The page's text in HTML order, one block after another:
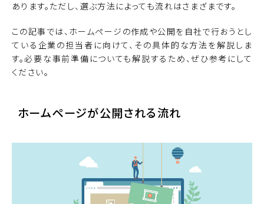
あります。ただし、選ぶ方法によっても流れはさまざまです。
この記事では、ホームページの作成や公開を自社で行おうとし
ている企業の担当者に向けて、その具体的な方法を解説しま
す。必要な事前準備についても解説するため、ぜひ参考にして
ください。
ホームページが公開される流れ